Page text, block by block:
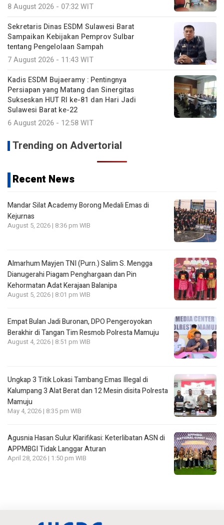
8 August 2026 - 07:32 WIT
Sekretaris Dinas ESDM Sulawesi Barat
Sampaikan Kebijakan Pemprov Sulbar
tentang Pengelolaan Sampah
7 August 2026 - 11:43 WIT
Kadis ESDM Bujaeramy : Pentingnya
Persiapan yang Matang dan Sinergitas
Sukseskan HUT RI ke-81 dan Hari Jadi
Sulawesi Barat ke-22
6 August 2026 - 12:58 WIT
Trending on Advertorial
Recent News
Mandar Silat Academy Borong Medali Emas di
Kejurnas
August 5, 2026 | 8:36 pm WIB
Almarhum Mayjen TNI (Purn.) Salim S. Mengga
Dianugerahi Piagam Penghargaan dan Pin
Kehormatan Adat Kerajaan Balanipa
August 5, 2026 | 8:01 pm WIB
Empat Bulan Jadi Buronan, DPO Pengeroyokan
Berakhir di Tangan Tim Resmob Polresta Mamuju
August 4, 2026 | 8:51 pm WIB
Ungkap 3 Titik Lokasi Tambang Emas Illegal di
Kalumpang 3 Alat Berat dan 12 Mesin disita Polresta
Mamuju
May 4, 2026 | 8:35 pm WIB
Agusnia Hasan Sulur Klarifikasi: Keterlibatan ASN di
APPMBGI Tidak Langgar Aturan
April 28, 2026 | 1:50 pm WIB